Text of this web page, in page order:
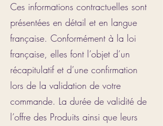
Ces informations contractuelles sont
présentées en détail et en langue
française. Conformément à la loi
française, elles font l’objet d’un
récapitulatif et d’une confirmation
lors de la validation de votre
commande. La durée de validité de
l’offre des Produits ainsi que leurs